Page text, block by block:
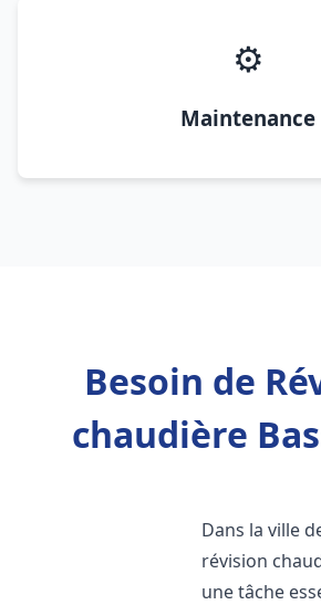
⚙️
Maintenance
Besoin de
chaudière
Dans la ville
révision
une tâche